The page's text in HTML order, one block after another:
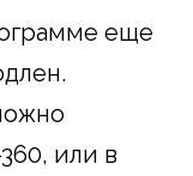
еще
или в